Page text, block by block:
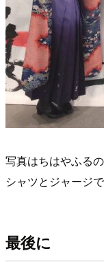
写真はちはやふる
シャツとジャージで
最後に